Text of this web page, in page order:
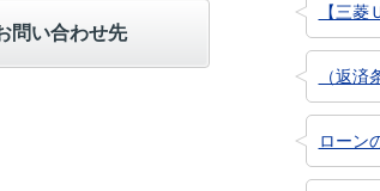
問い合わせ先
【三
（返
ローン